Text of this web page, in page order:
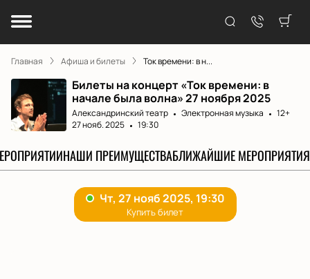
Главная Афиша и билеты Ток времени: в н...
Билеты на концерт «Ток времени: в
начале была волна» 27 ноября 2025
Александринский театр Электронная музыка
12+
27 нояб. 2025
19:30
НАШИ ПРЕИМУЩЕСТВАБЛИЖАЙШИЕ МЕРОПРИЯТИЯ